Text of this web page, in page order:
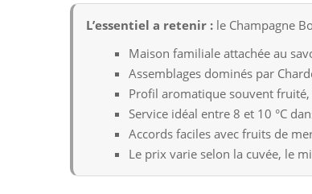
L’essentiel a retenir : le Champagne
Maison familiale attachée au
Assemblages dominés par
Profil aromatique souvent
Service idéal entre 8 et 10 °C
Accords faciles avec fruits de
Le prix varie selon la cuvée, le